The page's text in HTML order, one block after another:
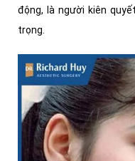
động, là người kiên
trọng.